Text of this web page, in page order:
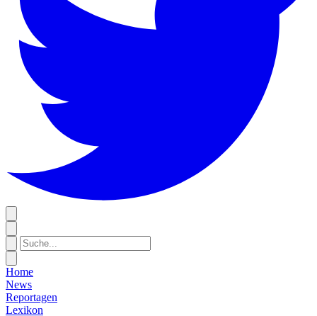
Home
News
Reportagen
Lexikon